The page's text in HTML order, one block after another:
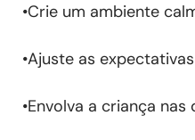
•Crie um ambiente
•Ajuste as
•Envolva a criança